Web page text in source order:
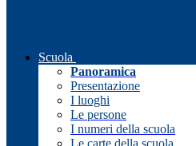
Scuola
Panoramica
Presentazione
I luoghi
Le persone
I numeri della scuola